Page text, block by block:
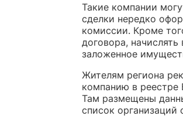
Такие компании
сделки нередко
комиссии. Кроме
договора,
заложенное
Жителям региона
компанию в
Там размещены
список организаций